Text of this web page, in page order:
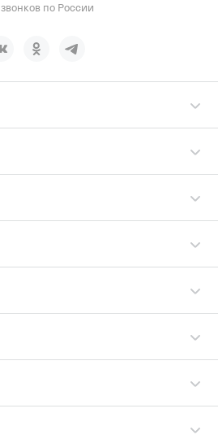
по России